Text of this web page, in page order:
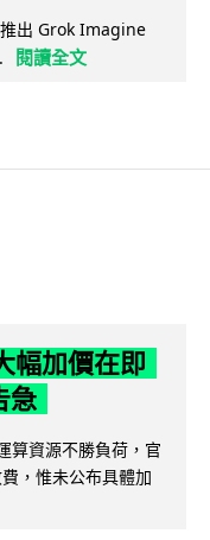
出 Grok Imagine
閱讀全文
幅加價在即
急
算資源不勝負荷，官
，惟未公布具體加